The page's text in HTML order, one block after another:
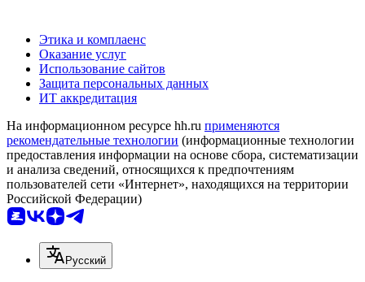
Этика и комплаенс
Оказание услуг
Использование сайтов
Защита персональных данных
ИТ аккредитация
На информационном ресурсе hh.ru применяются
рекомендательные технологии (информационные технологии
предоставления информации на основе сбора, систематизации
и анализа сведений, относящихся к предпочтениям
пользователей сети «Интернет», находящихся на территории
Российской Федерации)
Русский